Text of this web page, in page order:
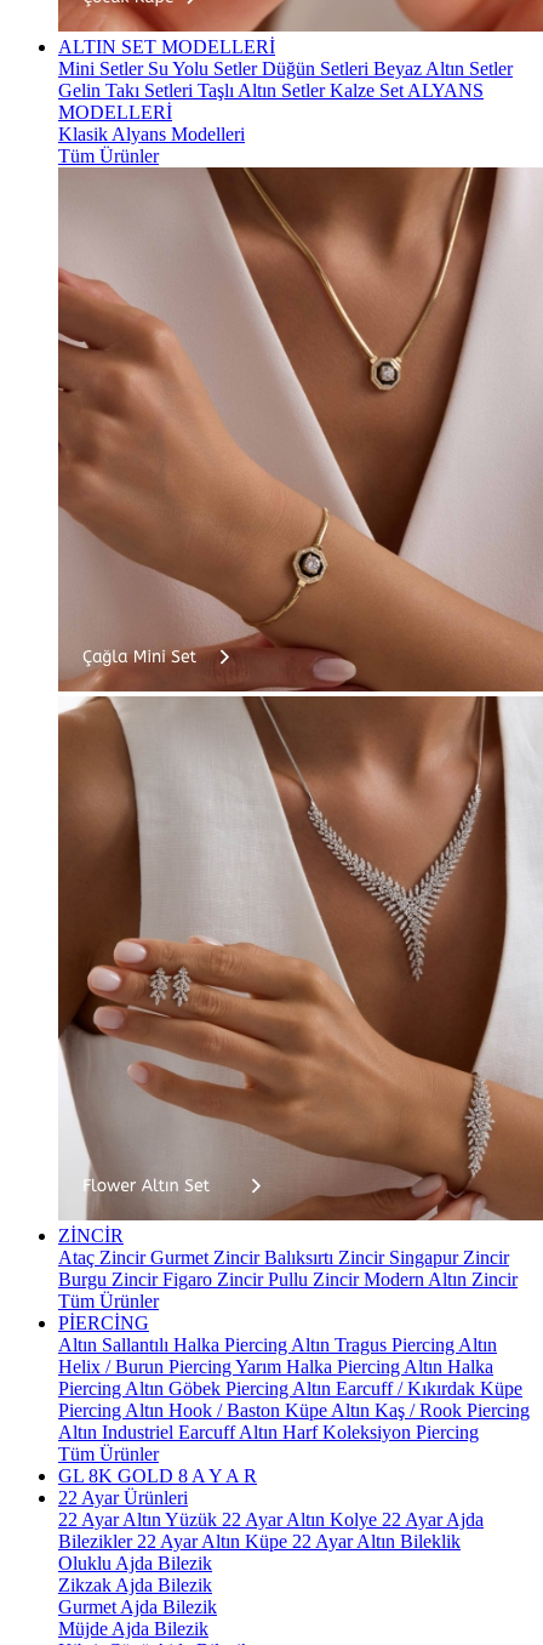
ALTIN SET MODELLERİ
Mini Setler Su Yolu SetlerDüğün Setleri Beyaz Altın Setler
Gelin Takı Setleri Taşlı Altın SetlerKalze Set ALYANS
MODELLERİ
Klasik Alyans Modelleri
Tüm Ürünler
ZİNCİR
Ataç ZincirGurmet ZincirBalıksırtı Zincir Singapur Zincir
Burgu ZincirFigaro ZincirPullu ZincirModern Altın Zincir
Tüm Ürünler
PİERCİNG
Altın Sallantılı Halka Piercing Altın Tragus Piercing Altın
Helix / Burun PiercingYarım Halka Piercing Altın Halka
Piercing Altın Göbek Piercing Altın Earcuff / Kıkırdak Küpe
Piercing Altın Hook / Baston Küpe Altın Kaş / Rook Piercing
Altın Industriel EarcuffAltın Harf Koleksiyon Piercing
Tüm Ürünler
GL 8K GOLD 8 A Y A R
22 Ayar Ürünleri
22 Ayar Altın Yüzük 22 Ayar Altın Kolye 22 Ayar Ajda
Bilezikler 22 Ayar Altın Küpe 22 Ayar Altın Bileklik
Oluklu Ajda Bilezik
Zikzak Ajda Bilezik
Gurmet Ajda Bilezik
Müjde Ajda Bilezik